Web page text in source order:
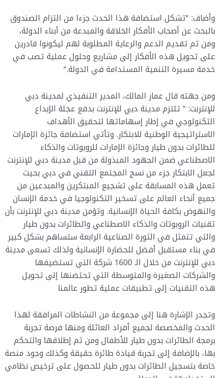
وأضاف: "تشكل استضافة هذا الحدث جزءا من التزام الصندوق
بالبحث عن أصحاب الأفكار الخلاقة والمبدعة من أبناء الدولة،
ومن ثم تقديم الدعم والرعاية المطلوبة لهم ليكونوا قادرين
على تحويل هذه الأفكار إلى مشاريع وحلول عملية تصب في
خدمة مسيرة التنمية المستدامة في الدولة."
ومن جهته قال عمار المالك، المدير التنفيذي لمدينة دبي
للإنترنت: " تلتزم مدينة دبي للإنترنت بدفع عجلة الإبداع
التكنولوجي في إطار إسهاماتها لتحقيق الأهداف
الاستراتيجية الوطنية للابتكار. وتأتي استضافة جائزة الإمارات
للطائرات بدون طيار وجائزة الإمارات للروبوتات والذكاء
الاصطناعي ضمن الجهود المبذولة من قبل مدينة دبي للإنترنت
لجعل الابتكار جزء من نسج المجتمع التقني في دبي بحيث
تعمل هذه المسابقة على تشجيع المبتكرين والمبدعين من
جميع أنحاء العالم على تسخير التكنولوجيا في خدمة الإنسان
والنهوض بكافة الحياة الإنسانية. وتؤمن مدينة دبي للإنترنت بأن
تقنيات الروبوتات والذكاء الاصطناعي والطائرات بدون طيار
والتي تتمثل في الثورة الصناعية الرابعة ستساهم بشكل كبير
في بناء مستقبل أفضل للحضارة الإنسانية ولذلك تسعى مدينة
دبي للإنترنت من خلال الـ 1600 شركة التي تستضيفها
والشركات الصغيرة والمتوسطة التي تحتضنها إلى تحويل
هذه التقنيات إلى تطبيقات عملية تطور عالمنا
وتجدر الإشارة هنا إلى مجموعة من النشاطات المرافقة لهذا
الحدث والمخصصة لجميع أفراد العائلة ومنها فرصة تجربة
برمجة الطائرات بدون طيار للأطفال ومن ثم إطلاقها والتحكم
بها، بالإضافة إلى تجربة قيادة طائرة حقيقة وكذلك وجود منصة
خاصة بتسجيل الطائرات بدون طيار للحصول على ترخيص نظامي